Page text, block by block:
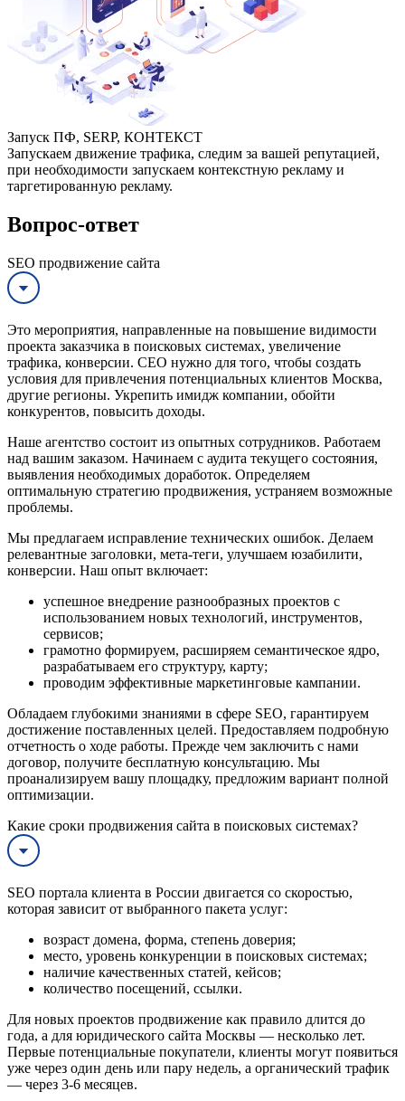
Запуск ПФ, SERP, КОНТЕКСТ
Запускаем движение трафика, следим за вашей репутацией,
при необходимости запускаем контекстную рекламу и
таргетированную рекламу.
Вопрос-ответ
SEO продвижение сайта
Это мероприятия, направленные на повышение видимости
проекта заказчика в поисковых системах, увеличение
трафика, конверсии. СЕО нужно для того, чтобы создать
условия для привлечения потенциальных клиентов Москва,
другие регионы. Укрепить имидж компании, обойти
конкурентов, повысить доходы.
Наше агентство состоит из опытных сотрудников. Работаем
над вашим заказом. Начинаем с аудита текущего состояния,
выявления необходимых доработок. Определяем
оптимальную стратегию продвижения, устраняем возможные
проблемы.
Мы предлагаем исправление технических ошибок. Делаем
релевантные заголовки, мета-теги, улучшаем юзабилити,
конверсии. Наш опыт включает:
успешное внедрение разнообразных проектов с
использованием новых технологий, инструментов,
сервисов;
грамотно формируем, расширяем семантическое ядро,
разрабатываем его структуру, карту;
проводим эффективные маркетинговые кампании.
Обладаем глубокими знаниями в сфере SEO, гарантируем
достижение поставленных целей. Предоставляем подробную
отчетность о ходе работы. Прежде чем заключить с нами
договор, получите бесплатную консультацию. Мы
проанализируем вашу площадку, предложим вариант полной
оптимизации.
Какие сроки продвижения сайта в поисковых системах?
SEO портала клиента в России двигается со скоростью,
которая зависит от выбранного пакета услуг:
возраст домена, форма, степень доверия;
место, уровень конкуренции в поисковых системах;
наличие качественных статей, кейсов;
количество посещений, ссылки.
Для новых проектов продвижение как правило длится до
года, а для юридического сайта Москвы — несколько лет.
Первые потенциальные покупатели, клиенты могут появиться
уже через один день или пару недель, а органический трафик
— через 3-6 месяцев.